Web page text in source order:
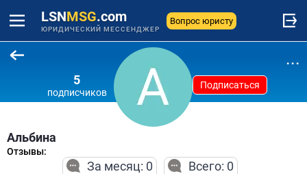
LSNMSG.com
ЮРИДИЧЕСКИЙ МЕССЕНДЖЕР
Вопрос юристу
5
подписчиков
Подписаться
...
Альбина
Отзывы:
За месяц: 0
Всего: 0